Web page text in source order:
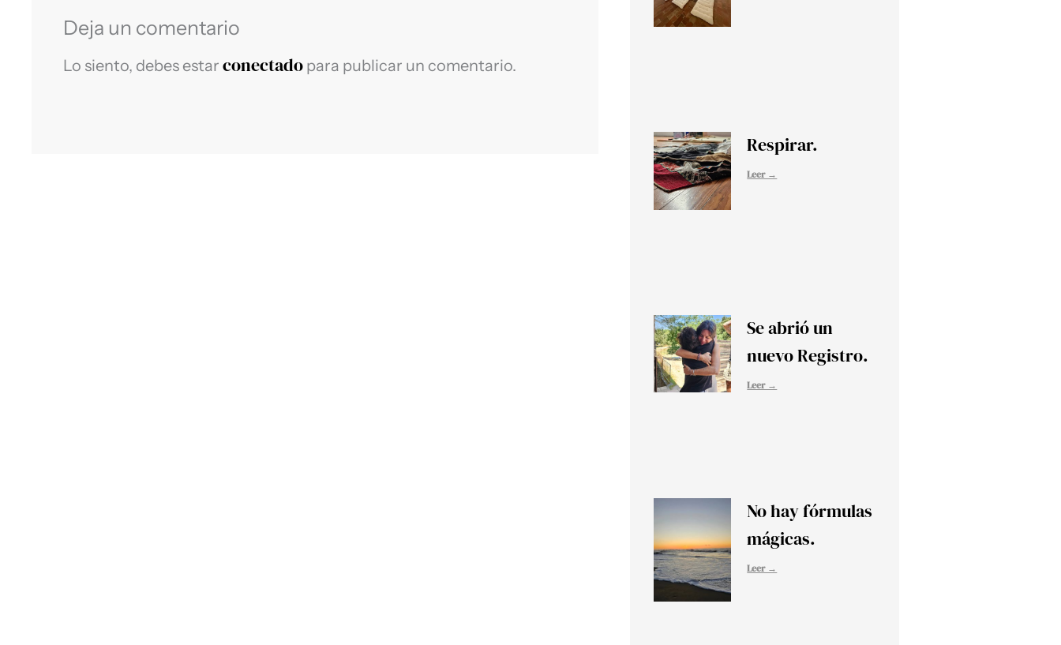
Deja un comentario
Lo siento, debes estar conectado para publicar un comentario.
Respirar.
Leer →
Se abrió un
nuevo Registro.
Leer →
No hay fórmulas
mágicas.
Leer →